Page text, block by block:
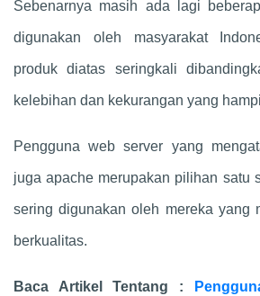
Sebenarnya masih ada lagi
digunakan oleh masyarakat
produk diatas seringkali
kelebihan dan kekurangan yang
Pengguna web server yang
juga apache merupakan pilihan satu
sering digunakan oleh mereka yang
berkualitas.
Baca Artikel Tentang :